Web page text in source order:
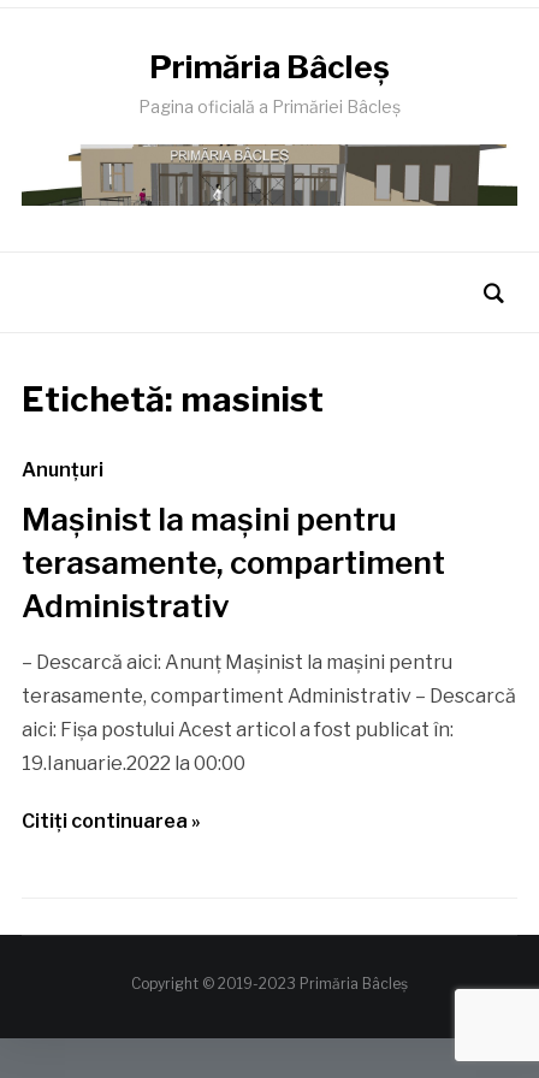
Primăria Bâcleş
Pagina oficială a Primăriei Bâcleş
Etichetă: masinist
Anunţuri
Mașinist la mașini pentru
terasamente, compartiment
Administrativ
– Descarcă aici: Anunț Mașinist la mașini pentru
terasamente, compartiment Administrativ – Descarcă
aici: Fişa postului Acest articol a fost publicat în:
19.Ianuarie.2022 la 00:00
Citiţi continuarea »
Copyright © 2019-2023 Primăria Bâcleş